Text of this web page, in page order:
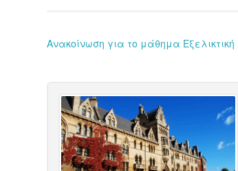
Ανακοίνωση για το μάθημα Εξελικτική